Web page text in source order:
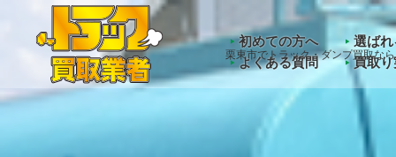
Warning : Undefined array key
栗東市でトラック・ダンプ買取な
初めての方へ
選ば
よくある質問
買取